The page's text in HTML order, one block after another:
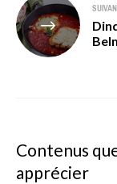
Contenus
apprécier